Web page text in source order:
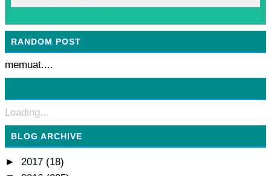
RANDOM POST
memuat....
Loading...
BLOG ARCHIVE
► 2017 (18)